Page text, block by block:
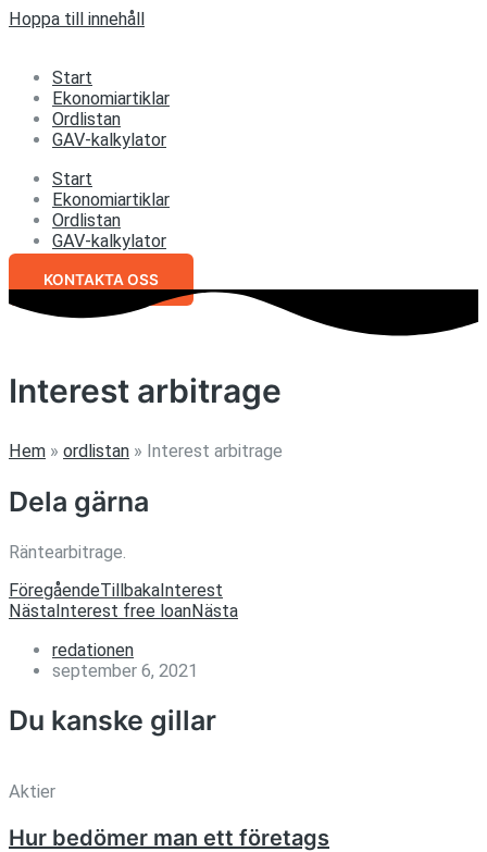
Hoppa till innehåll
Start
Ekonomiartiklar
Ordlistan
GAV-kalkylator
Start
Ekonomiartiklar
Ordlistan
GAV-kalkylator
KONTAKTA OSS
Interest arbitrage
Hem » ordlistan » Interest arbitrage
Dela gärna
Räntearbitrage.
FöregåendeTillbakaInterest
NästaInterest free loanNästa
redationen
september 6, 2021
Du kanske gillar
Aktier
Hur bedömer man ett företags